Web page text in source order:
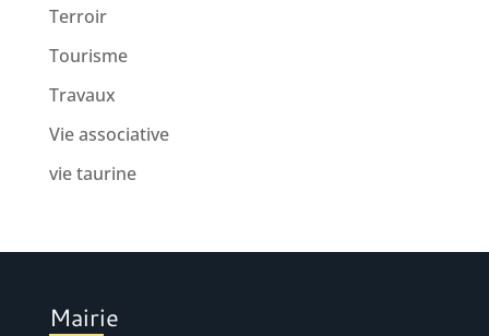
Terroir
Tourisme
Travaux
Vie associative
vie taurine
Mairie